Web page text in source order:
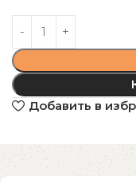
Добавить в